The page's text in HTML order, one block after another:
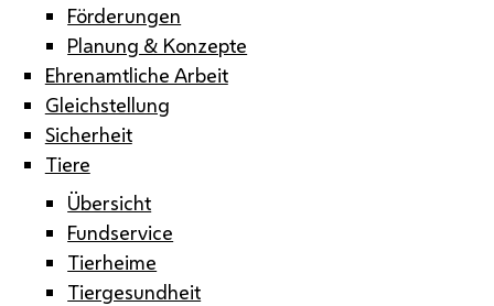
Förderungen
Planung & Konzepte
Ehrenamtliche Arbeit
Gleichstellung
Sicherheit
Tiere
Übersicht
Fundservice
Tierheime
Tiergesundheit